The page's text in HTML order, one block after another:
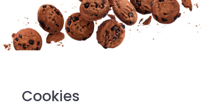
Cookies